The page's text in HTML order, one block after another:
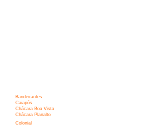
Bandeirantes
Caiapós
Chácara Boa Vista
Chácara Planalto
Colonial